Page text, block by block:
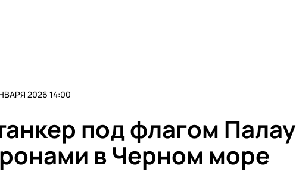
2026 14:00
под флагом Палау
в Черном море